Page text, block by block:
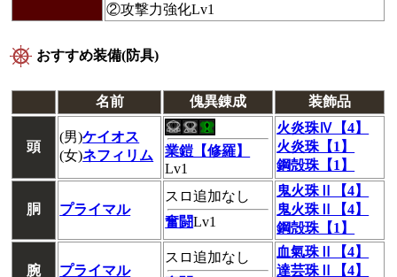
②攻撃力強化Lv1
おすすめ装備(防具)
名前 傀異錬成 装飾品
頭
(男)ケイオス
(女)ネフィリム
業鎧【修羅】
Lv1
火炎珠Ⅳ【4】
火炎珠【1】
鋼殻珠【1】
胴 プライマル
スロ追加なし
奮闘Lv1
鬼火珠Ⅱ【4】
鬼火珠Ⅱ【4】
鋼殻珠【1】
腕 プライマル
スロ追加なし
血氣珠Ⅱ【4】
達芸珠Ⅱ【4】